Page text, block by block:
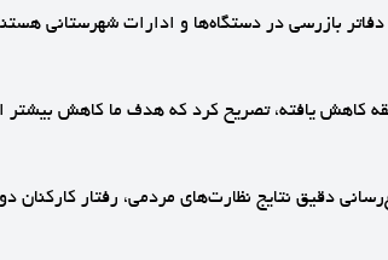
۱۱۰ پلیس در نظام اداری دانست و افزود: دفاتر بازرسی در
رئیس‌جمهور با اشاره به اینکه رکورد حل مشکلات مردم از ۱۷ روز به ۳ ساعت و ۲۲ دقیقه
دقیق نتایج نظارت‌های مردمی، رفتار